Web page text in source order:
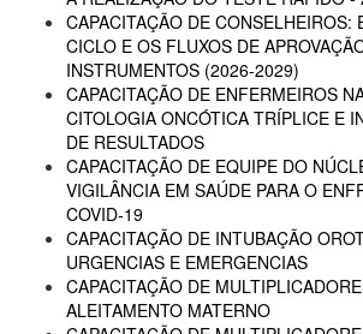
CAPACITAÇÃO DE CONSELHEIROS:
CICLO E OS FLUXOS DE
INSTRUMENTOS (2026-2029)
CAPACITAÇÃO DE ENFERMEIROS
CITOLOGIA ONCÓTICA TRÍPLICE E
DE RESULTADOS
CAPACITAÇÃO DE EQUIPE DO
VIGILÂNCIA EM SAÚDE PARA O
COVID-19
CAPACITAÇÃO DE INTUBAÇÃO
URGENCIAS E EMERGENCIAS
CAPACITAÇÃO DE
ALEITAMENTO MATERNO